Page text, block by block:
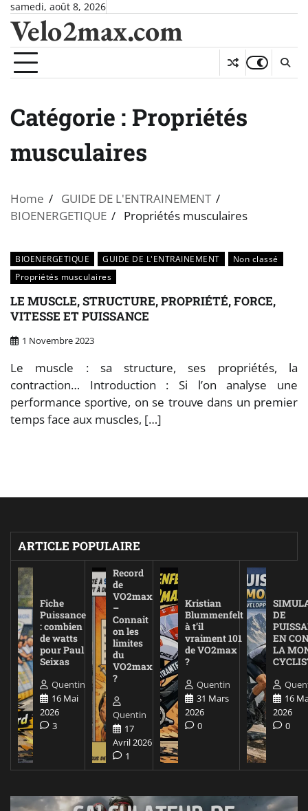
Skip
content
samedi, août 8, 2026
Velo2max.com
Catégorie : Propriétés
musculaires
Home
GUIDE DE L'ENTRAINEMENT
BIOENERGETIQUE
Propriétés musculaires
BIOENERGETIQUE GUIDE DE L'ENTRAINEMENT
Non classé
Propriétés musculaires
LE MUSCLE, STRUCTURE, PROPRIÉTÉ, FORCE,
VITESSE ET PUISSANCE
1 Novembre 2023
Le muscle : sa structure, ses propriétés, la
contraction… Introduction : Si l’on analyse une
performance sportive, on se trouve dans un premier
temps face aux muscles, […]
ARTICLE POPULAIRE
Fiche
Puissance
: combien
de watts
pour Paul
Seixas
Quentin
16 Mai
2026
3
Record
de
VO2max
–
Connait
on les
limites
du
VO2max
?
Quentin
17
Avril 2026
1
Kristian
Blummenfelt
à t’il
vraiment 101
de VO2max
?
Quentin
31 Mars
2026
0
DE
EN
LA
16
2026
0